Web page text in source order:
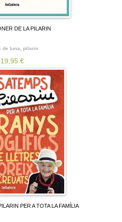
DE LA PILARIN
de luna, pilarin
19,95 €
PER A TOTA LA FAMÍLIA